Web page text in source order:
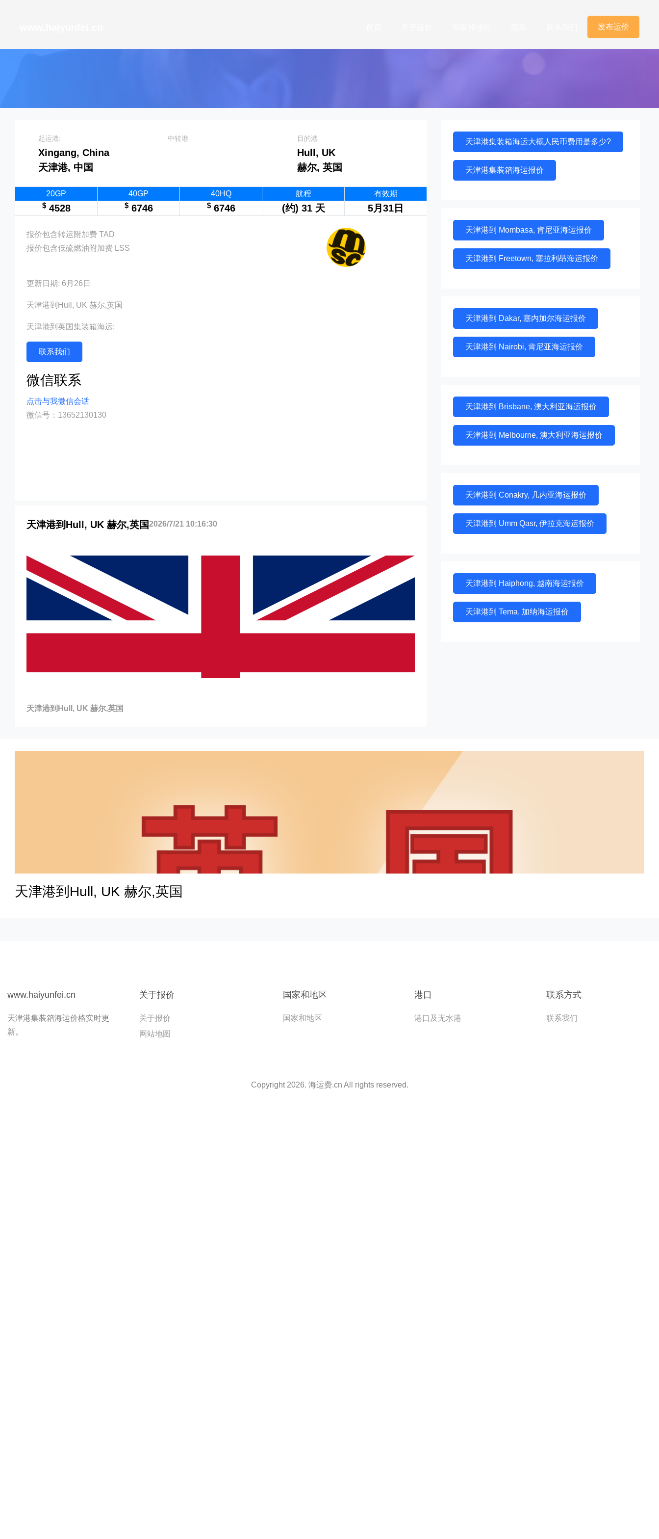
发布运价
起运港:
Xingang, China
天津港, 中国
中转港 目的港
Hull, UK
赫尔, 英国
20GP
$4528
40GP
$6746
40HQ
$6746
航程
(约) 31 天
有效期
5月31日
报价包含转运附加费 TAD
报价包含低硫燃油附加费 LSS
更新日期: 6月26日
天津港到Hull, UK 赫尔,英国
天津港到英国集装箱海运;
联系我们
微信联系
点击与我微信会话
微信号：13652130130
天津港到Hull, UK 赫尔,英国2026/7/21 10:16:30
天津港到Hull, UK 赫尔,英国
天津港集装箱海运大概人民币费用是多少?
天津港集装箱海运报价
天津港到 Mombasa, 肯尼亚海运报价
天津港到 Freetown, 塞拉利昂海运报价
天津港到 Dakar, 塞内加尔海运报价
天津港到 Nairobi, 肯尼亚海运报价
天津港到 Brisbane, 澳大利亚海运报价
天津港到 Melbourne, 澳大利亚海运报价
天津港到 Conakry, 几内亚海运报价
天津港到 Umm Qasr, 伊拉克海运报价
天津港到 Haiphong, 越南海运报价
天津港到 Tema, 加纳海运报价
天津港到Hull, UK 赫尔,英国
www.haiyunfei.cn
天津港集装箱海运价格实时更
新。
关于报价
关于报价
网站地图
国家和地区
国家和地区
港口
港口及无水港
联系方式
联系我们
Copyright 2026. 海运费.cn All rights reserved.